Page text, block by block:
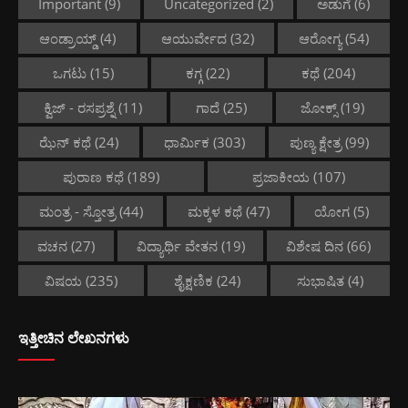
Important (9) Uncategorized (2) ಅಡುಗೆ (6)
ಆಂಡ್ರಾಯ್ಡ್(4) ಆಯುರ್ವೇದ(32) ಆರೋಗ್ಯ(54)
ಒಗಟು(15) ಕಗ್ಗ(22) ಕಥೆ (204)
ಕ್ವಿಜ್ - ರಸಪ್ರಶ್ನೆ(11) ಗಾದೆ(25) ಜೋಕ್ಸ್(19)
ಝೆನ್ ಕಥೆ(24) ಧಾರ್ಮಿಕ (303) ಪುಣ್ಯ ಕ್ಷೇತ್ರ(99)
ಪುರಾಣ ಕಥೆ (189) ಪ್ರಜಾಕೀಯ (107)
ಮಂತ್ರ - ಸ್ತೋತ್ರ(44) ಮಕ್ಕಳ ಕಥೆ(47) ಯೋಗ (5)
ವಚನ(27) ವಿದ್ಯಾರ್ಥಿ ವೇತನ(19) ವಿಶೇಷ ದಿನ (66)
ವಿಷಯ (235) ಶೈಕ್ಷಣಿಕ (24) ಸುಭಾಷಿತ (4)
ಇತ್ತೀಚಿನ ಲೇಖನಗಳು